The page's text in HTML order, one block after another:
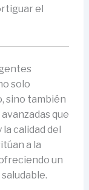
el
solo
sino también
que
calidad del
a la
un